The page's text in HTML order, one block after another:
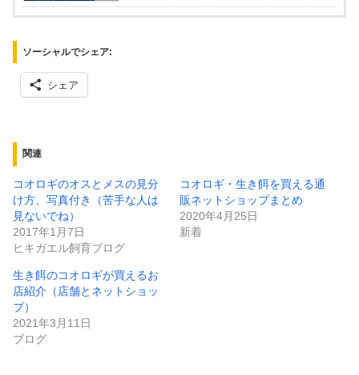
ソーシャルでシェア:
シェア
関連
コオロギのオスとメスの見分
け方、写真付き（苦手な人は
見ないでね）
2017年1月7日
ヒキガエル飼育ブログ
コオロギ・生き餌を買える通
販ネットショップまとめ
2020年4月25日
新着
生き餌のコオロギが買えるお
店紹介（店舗とネットショッ
プ）
2021年3月11日
ブログ